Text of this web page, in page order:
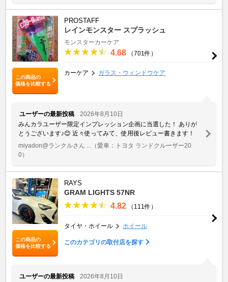
この商品の
価格を比較する
PROSTAFF
レインモンスター スプラッシュ
モンスターカーケア
4.68 （701件）
カーケア ガラス・ウィンドウケア
ユーザーの最新投稿
2026年8月10日
みんカラユーザー限定インプレッション企画に当選した！ ありが
とうございます♪😊 近々使ってみて、使用後レビュー書きます！
miyadon@ランクルさん ...
（愛車：トヨタ ランドクルーザー20
0）
この商品の
価格を比較する
RAYS
GRAM LIGHTS 57NR
4.82 （111件）
タイヤ・ホイール ホイール
このカテゴリの取付店を探す
ユーザーの最新投稿
2026年8月10日